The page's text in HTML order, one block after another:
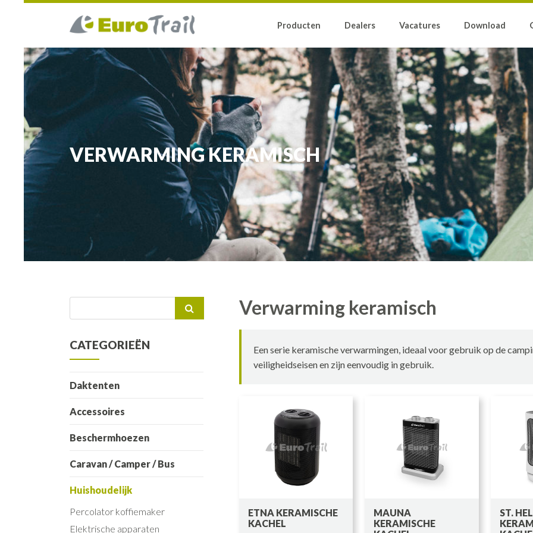
Producten Dealers Vacatures Download
VERWARMING KERAMISCH
Verwarming keramisch
Een serie keramische verwarmingen, ideaal voor gebruik op de
veiligheidseisen en zijn eenvoudig in gebruik.
ETNA KERAMISCHE
KACHEL
MAUNA
KERAMISCHE
ST.
naar:
CATEGORIEËN
Daktenten
Accessoires
Beschermhoezen
Caravan / Camper / Bus
Huishoudelijk
Percolator koffiemaker
Elektrische apparaten